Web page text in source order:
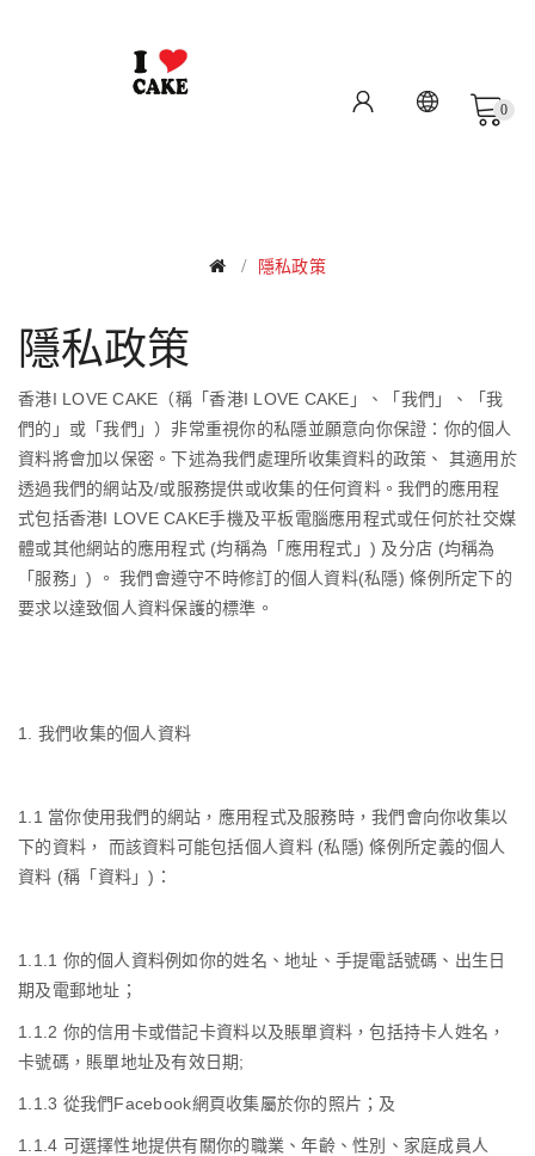
0
隱私政策
隱私政策
香港I LOVE CAKE （稱「香港I LOVE CAKE 」、「我們」、「我
們的」或「我們」）非常重視你的私隱並願意向你保證：你的個人
資料將會加以保密。下述為我們處理所收集資料的政策、 其適用於
透過我們的網站及/或服務提供或收集的任何資料。我們的應用程
式包括香港I LOVE CAKE手機及平板電腦應用程式或任何於社交媒
體或其他網站的應用程式(均稱為「應用程式」 ) 及分店 (均稱為
「服務」) 。 我們會遵守不時修訂的個人資料(私隱)條例所定下的
要求以達致個人資料保護的標準。
1. 我們收集的個人資料
1.1 當你使用我們的網站，應用程式及服務時，我們會向你收集以
下的資料， 而該資料可能包括個人資料(私隱)條例所定義的個人
資料 (稱「資料」) ：
1.1.1 你的個人資料例如你的姓名、地址、手提電話號碼、出生日
期及電郵地址；
1.1.2 你的信用卡或借記卡資料以及賬單資料，包括持卡人姓名，
卡號碼，賬單地址及有效日期;
1.1.3 從我們Facebook網頁收集屬於你的照片；及
1.1.4 可選擇性地提供有關你的職業、年齡、性別、家庭成員人